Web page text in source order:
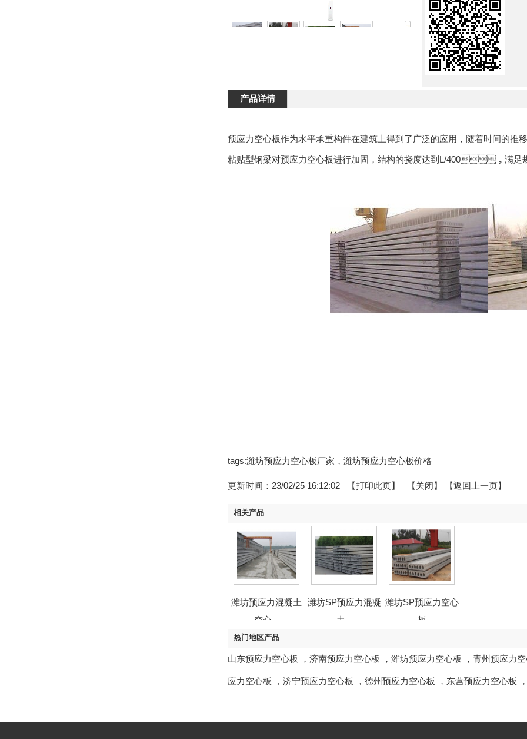
产品详情
预应力空心板作为水平承重构件在建筑上得到了广泛的应用，随着时间的
粘贴型钢梁对预应力空心板进行加固，结构的挠度达到L/400，满足规
tags:潍坊预应力空心板厂家，潍坊预应力空心板价格
更新时间：23/02/25 16:12:02 【打印此页】 【关闭】 【返回上一页】
相关产品
潍坊预应力混凝土
空心...
潍坊SP预应力混凝
土...
潍坊SP预应力空心
板
热门地区产品
山东预应力空心板 ， 济南预应力空心板 ， 潍坊预应力空心板 ， 青州预应力
应力空心板 ， 济宁预应力空心板 ， 德州预应力空心板 ， 东营预应力空心板